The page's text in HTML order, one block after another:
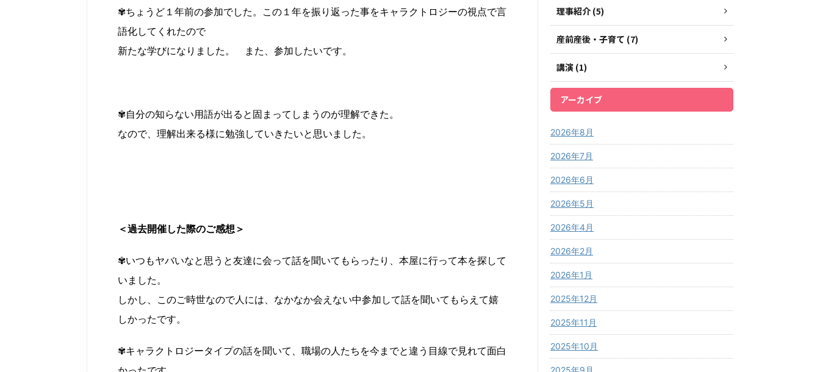
✾ちょうど１年前の参加でした。この１年を振り返った事をキャラクトロジーの視点で言
語化してくれたので
新たな学びになりました。 また、参加したいです。
✾自分の知らない用語が出ると固まってしまうのが理解できた。
なので、理解出来る様に勉強していきたいと思いました。
＜過去開催した際のご感想＞
✾いつもヤバいなと思うと友達に会って話を聞いてもらったり、本屋に行って本を探して
いました。
しかし、このご時世なので人には、なかなか会えない中参加して話を聞いてもらえて嬉
しかったです。
✾キャラクトロジータイプの話を聞いて、職場の人たちを今までと違う目線で見れて面白
理事紹介 (5)
産前産後・子育て (7)
講演 (1)
アーカイブ
2026年8月
2026年7月
2026年6月
2026年5月
2026年4月
2026年2月
2026年1月
2025年12月
2025年11月
2025年10月
2025年9月